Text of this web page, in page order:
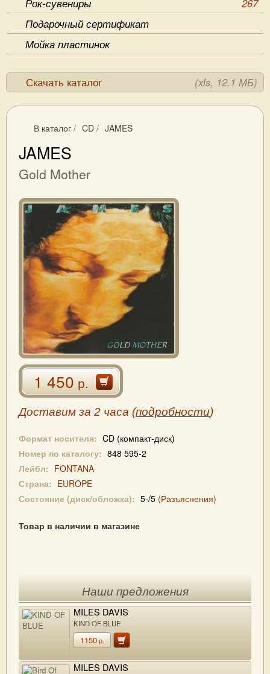
Рок-сувениры
267
Подарочный сертификат
Мойка пластинок
Скачать каталог (xls, 12.1 МБ)
В каталог / CD / JAMES
JAMES
Gold Mother
1 450р.
Доставим за 2 часа (подробности)
Формат носителя: CD (компакт-диск)
Номер по каталогу: 848 595-2
Лейбл: FONTANA
Страна: EUROPE
Состояние (диск/обложка): 5-/5 (Разъяснения)
Товар в наличии в магазине
Наши предложения
MILES DAVIS
KIND OF BLUE
1150р.
MILES DAVIS